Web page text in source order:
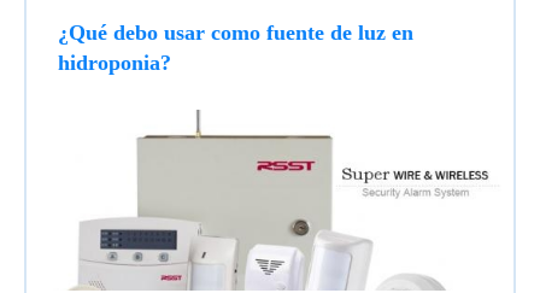
¿Qué debo usar como fuente de luz en
hidroponia?